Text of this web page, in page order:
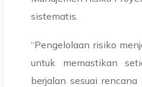
sistematis.
“Pengelolaan risiko
untuk memastikan
berjalan sesuai rencana